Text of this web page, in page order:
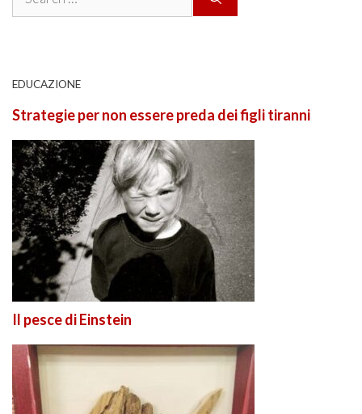
EDUCAZIONE
Strategie per non essere preda dei figli tiranni
Il pesce di Einstein